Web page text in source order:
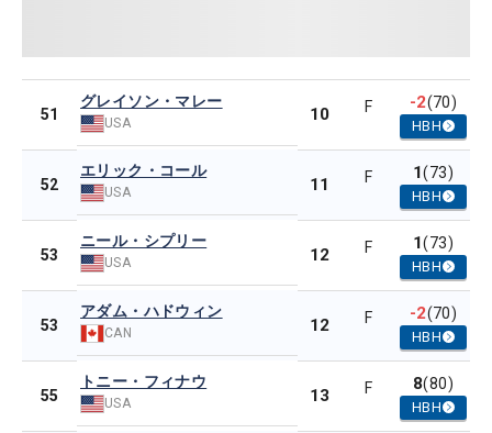
51
グレイソン・マレー
USA 10 F -2(70)
HBH
52
エリック・コール
USA 11 F 1(73)
HBH
53
ニール・シプリー
USA 12 F 1(73)
HBH
53
アダム・ハドウィン
CAN 12 F -2(70)
HBH
55
トニー・フィナウ
USA 13 F 8(80)
HBH